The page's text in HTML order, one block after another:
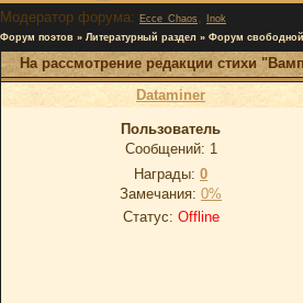
Модератор форума: Ecce_Chaos ,
Inok
Форум поэтов » Литературный раздел » Форум
На рассмотрение редакции стихи
Dataminer
Пользователь
Сообщений: 1
Награды: 0
Замечания: 0%
Статус: Offline